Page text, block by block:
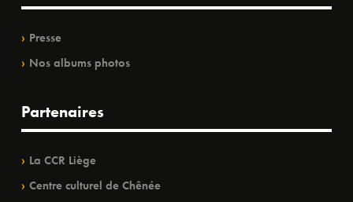
Presse
Nos albums photos
Partenaires
La CCR Liège
Centre culturel de Chênée